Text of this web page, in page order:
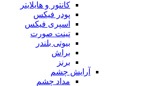
کانتور و هایلایتر
پودر فیکس
اسپری فیکس
تینت صورت
بیوتی بلندر
براش
برنز
آرایش چشم
مداد چشم